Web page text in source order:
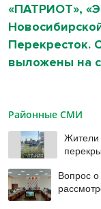
«ПАТРИОТ»,
Перекресток.
выложены на
Районные СМИ
Жители
Вопрос